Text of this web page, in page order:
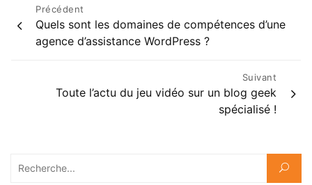
Navigation
de
Précédent
Quels sont les domaines de compétences d’une
agence d’assistance WordPress ?
Suivant
Toute l’actu du jeu vidéo sur un blog geek
spécialisé !
Rechercher :